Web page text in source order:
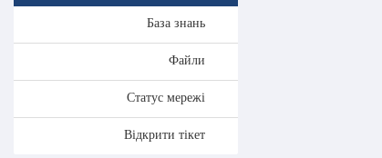
База знань
Статус мережі
Відкрити тікет